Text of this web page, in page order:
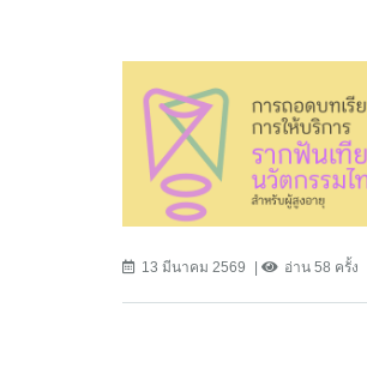
13 มีนาคม 2569 อ่าน 58 ครั้ง